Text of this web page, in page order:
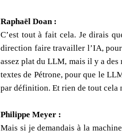
Raphaël Doan :
C’est tout à fait cela. Je dirais
direction faire travailler l’IA,
assez plat du LLM, mais il y a des
textes de Pétrone, pour que le
par définition. Et rien de tout cela
Philippe Meyer :
Mais si je demandais à la